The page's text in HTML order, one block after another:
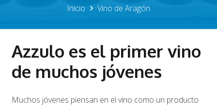
Inicio Vino de Aragón
Azzulo es el primer vino
de muchos jóvenes
Muchos jóvenes piensan en el vino como un producto